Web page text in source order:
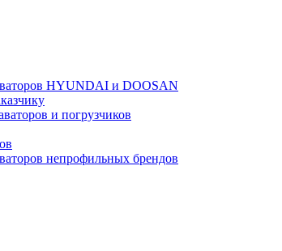
HYUNDAI и DOOSAN
и погрузчиков
непрофильных брендов